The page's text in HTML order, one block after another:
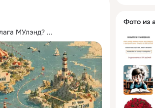
МУлэнд? ...
Фото из